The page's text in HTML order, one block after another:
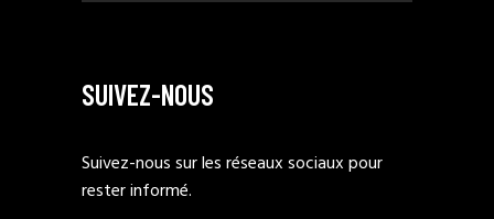
SUIVEZ-NOUS
Suivez-nous sur les réseaux sociaux pour
rester informé.